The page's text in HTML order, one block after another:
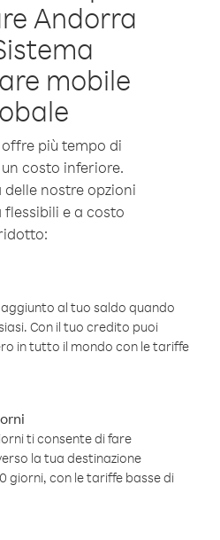
Andorra
mobile
più tempo di
costo inferiore.
delle nostre opzioni
e a costo
al tuo saldo quando
Con il tuo credito puoi
in tutto il mondo con le tariffe
ti consente di fare
la tua destinazione
giorni, con le tariffe basse di